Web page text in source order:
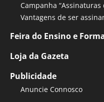
Campanha “Assinaturas
Vantagens de ser
Feira do Ensino e
Loja da Gazeta
Publicidade
Anuncie Connosco